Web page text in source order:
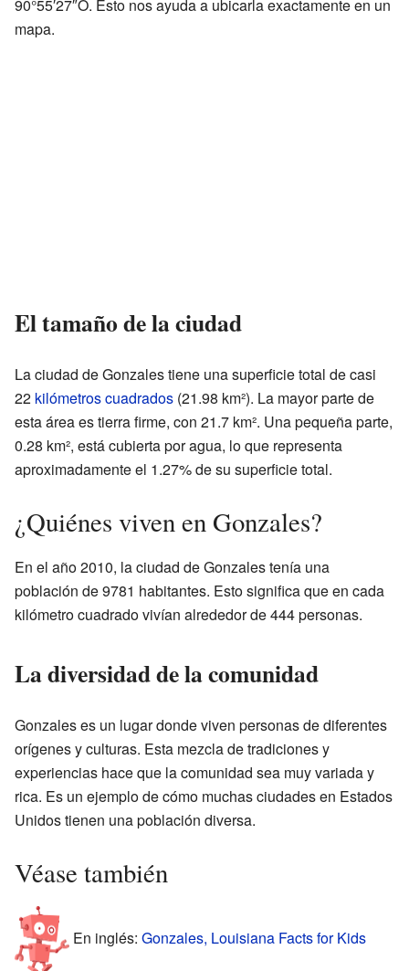
90°55′27″O. Esto nos ayuda a ubicarla exactamente en un
mapa.
El tamaño de la ciudad
La ciudad de Gonzales tiene una superficie total de casi
22 kilómetros cuadrados (21.98 km²). La mayor parte de
esta área es tierra firme, con 21.7 km². Una pequeña parte,
0.28 km², está cubierta por agua, lo que representa
aproximadamente el 1.27% de su superficie total.
¿Quiénes viven en Gonzales?
En el año 2010, la ciudad de Gonzales tenía una
población de 9781 habitantes. Esto significa que en cada
kilómetro cuadrado vivían alrededor de 444 personas.
La diversidad de la comunidad
Gonzales es un lugar donde viven personas de diferentes
orígenes y culturas. Esta mezcla de tradiciones y
experiencias hace que la comunidad sea muy variada y
rica. Es un ejemplo de cómo muchas ciudades en Estados
Unidos tienen una población diversa.
Véase también
En inglés: Gonzales, Louisiana Facts for Kids